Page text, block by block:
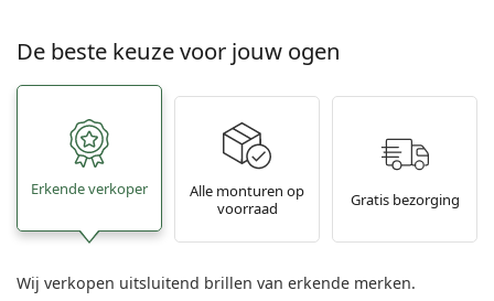
De beste keuze voor jouw ogen
Erkende verkoper
Alle monturen op
voorraad
Gratis bezorging
Wij verkopen uitsluitend brillen van erkende merken.